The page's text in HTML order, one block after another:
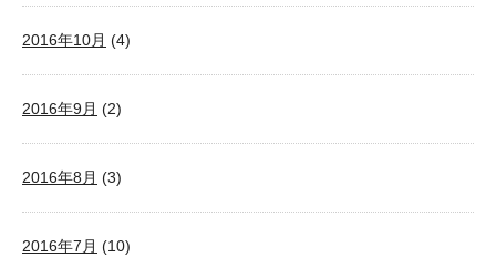
2016年10月 (4)
2016年9月 (2)
2016年8月 (3)
2016年7月 (10)